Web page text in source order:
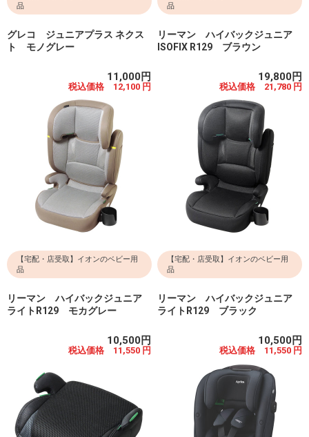
品
グレコ ジュニアプラス ネクス
ト モノグレー
11,000円
税込価格 12,100 円
品
リーマン ハイバックジュニア
ISOFIX R129 ブラウン
19,800円
税込価格 21,780 円
【宅配・店受取】イオンのベビー用
品
リーマン ハイバックジュニア
ライトR129 モカグレー
10,500円
税込価格 11,550 円
【宅配・店受取】イオンのベビー用
品
リーマン ハイバックジュニア
ライトR129 ブラック
10,500円
税込価格 11,550 円